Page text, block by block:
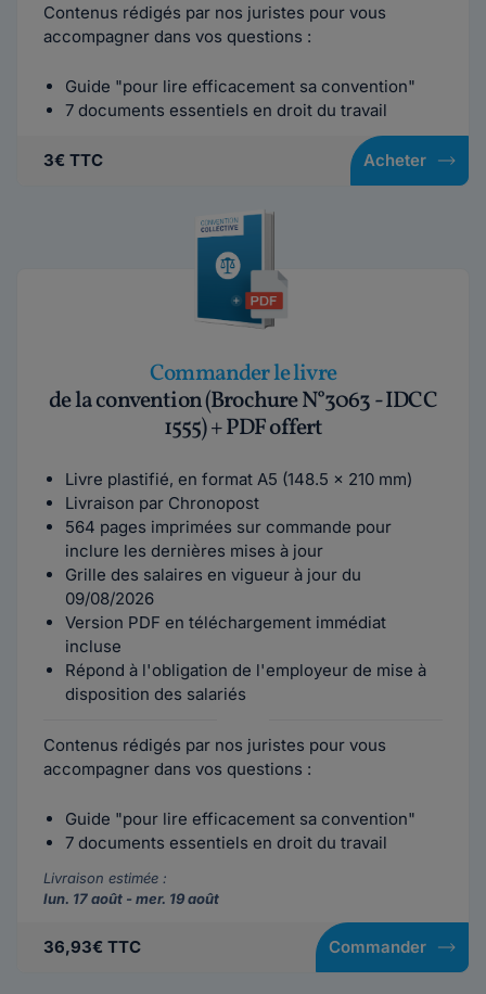
Contenus rédigés par nos juristes pour vous
accompagner dans vos questions :
Guide "pour lire efficacement sa convention"
7 documents essentiels en droit du travail
3€ TTC Acheter
Commander le livre
de la convention (Brochure N°3063 - IDCC
1555) + PDF offert
Livre plastifié, en format A5 (148.5 x 210 mm)
Livraison par Chronopost
564 pages imprimées sur commande pour
inclure les dernières mises à jour
Grille des salaires en vigueur à jour du
09/08/2026
Version PDF en téléchargement immédiat
incluse
Répond à l'obligation de l'employeur de mise à
disposition des salariés
Contenus rédigés par nos juristes pour vous
accompagner dans vos questions :
Guide "pour lire efficacement sa convention"
7 documents essentiels en droit du travail
Livraison estimée :
lun. 17 août - mer. 19 août
36,93€ TTC Commander